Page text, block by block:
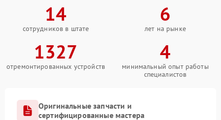
14
сотрудников в штате
6
лет на рынке
1327
отремонтированных устройств
4
минимальный опыт работы
специалистов
Оригинальные запчасти и
сертифицированные мастера